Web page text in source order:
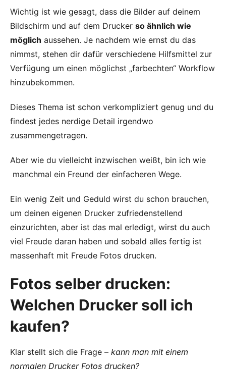
Wichtig ist wie gesagt, dass die Bilder auf deinem
Bildschirm und auf dem Drucker so ähnlich wie
möglich aussehen. Je nachdem wie ernst du das
nimmst, stehen dir dafür verschiedene Hilfsmittel zur
Verfügung um einen möglichst „farbechten“ Workflow
hinzubekommen.
Dieses Thema ist schon verkompliziert genug und du
findest jedes nerdige Detail irgendwo
zusammengetragen.
Aber wie du vielleicht inzwischen weißt, bin ich wie
manchmal ein Freund der einfacheren Wege.
Ein wenig Zeit und Geduld wirst du schon brauchen,
um deinen eigenen Drucker zufriedenstellend
einzurichten, aber ist das mal erledigt, wirst du auch
viel Freude daran haben und sobald alles fertig ist
massenhaft mit Freude Fotos drucken.
Fotos selber drucken:
Welchen Drucker soll ich
kaufen?
Klar stellt sich die Frage – kann man mit einem
normalen Drucker Fotos drucken?